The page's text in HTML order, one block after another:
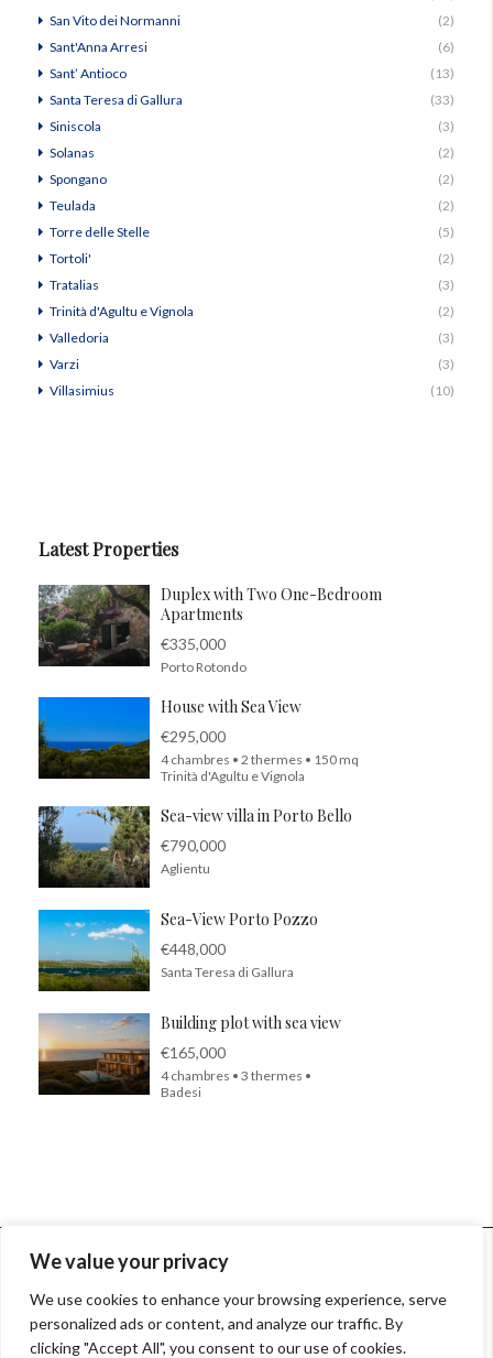
We value your privacy
We use cookies to enhance your browsing experience, serve
personalized ads or content, and analyze our traffic. By
clicking "Accept All", you consent to our use of cookies.
San Vito dei Normanni
(2)
Sant'Anna Arresi
(6)
Sant’ Antioco
(13)
Santa Teresa di Gallura
(33)
Siniscola
(3)
Solanas
(2)
Spongano
(2)
Teulada
(2)
Torre delle Stelle
(5)
Tortoli'
(2)
Tratalias
(3)
Trinità d'Agultu e Vignola
(2)
Valledoria
(3)
Varzi
(3)
Villasimius
(10)
Latest Properties
Duplex with Two One-Bedroom
Apartments
€335,000
Porto Rotondo
House with Sea View
€295,000
4 chambres • 2 thermes • 150 mq
Trinità d'Agultu e Vignola
Sea-view villa in Porto Bello
€790,000
Aglientu
Sea-View Porto Pozzo
€448,000
Santa Teresa di Gallura
Building plot with sea view
€165,000
4 chambres • 3 thermes •
Badesi
© InSardinia 2025- Tous droits réservés
Legal Notes|Confidentiality Policy|Contacts
Orari: 9.00-13.00, 14.30-18.00 Lun-Ven